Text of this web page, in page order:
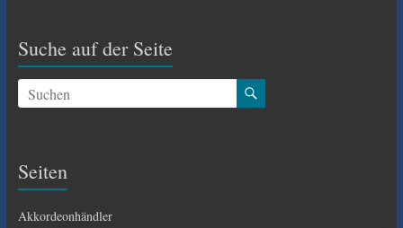
Suche auf der Seite
Seiten
Akkordeonhändler